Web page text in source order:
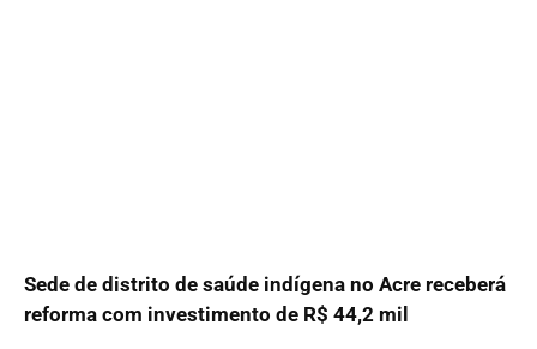
Sede de distrito de saúde indígena no Acre receberá
reforma com investimento de R$ 44,2 mil